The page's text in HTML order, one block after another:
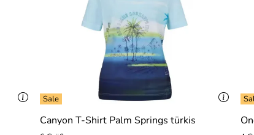
Canyon T-Shirt Palm Springs türkis